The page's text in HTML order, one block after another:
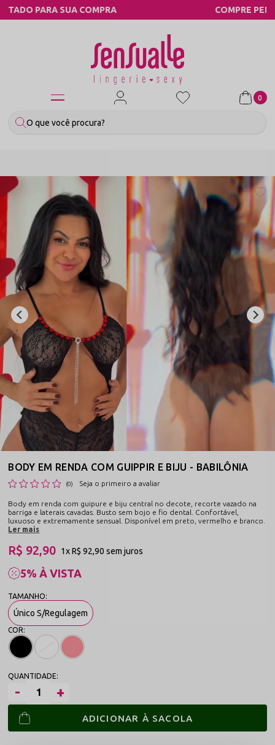
COMPRE PELO WHATSAPP
0
BODY EM RENDA COM GUIPPIR E BIJU - BABILÔNIA
(0) Seja o primeiro a avaliar
Body em renda com guipure e biju central no decote, recorte vazado na
barriga e laterais cavadas. Busto sem bojo e fio dental. Confortável,
luxuoso e extremamente sensual. Disponível em preto, vermelho e branco.
Ler mais
5% À VISTA
R$ 92,90 1xR$ 92,90sem juros
Único S/Regulagem
ADICIONAR À SACOLA